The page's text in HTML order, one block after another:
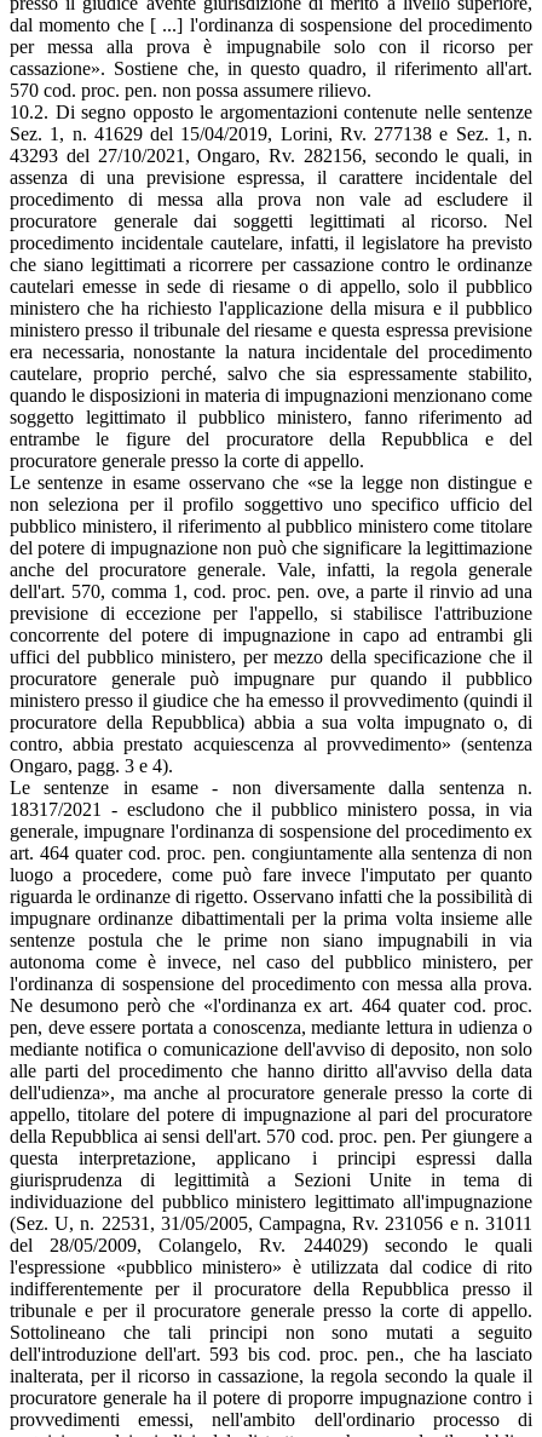
dal momento che [ ...] l'ordinanza di sospensione del procedimento
per messa alla prova è impugnabile solo con il ricorso per
cassazione». Sostiene che, in questo quadro, il riferimento all'art.
570 cod. proc. pen. non possa assumere rilievo.
10.2. Di segno opposto le argomentazioni contenute nelle sentenze
Sez. 1, n. 41629 del 15/04/2019, Lorini, Rv. 277138 e Sez. 1, n.
43293 del 27/10/2021, Ongaro, Rv. 282156, secondo le quali, in
assenza di una previsione espressa, il carattere incidentale del
procedimento di messa alla prova non vale ad escludere il
procuratore generale dai soggetti legittimati al ricorso. Nel
procedimento incidentale cautelare, infatti, il legislatore ha previsto
che siano legittimati a ricorrere per cassazione contro le ordinanze
cautelari emesse in sede di riesame o di appello, solo il pubblico
ministero che ha richiesto l'applicazione della misura e il pubblico
ministero presso il tribunale del riesame e questa espressa previsione
era necessaria, nonostante la natura incidentale del procedimento
cautelare, proprio perché, salvo che sia espressamente stabilito,
quando le disposizioni in materia di impugnazioni menzionano come
soggetto legittimato il pubblico ministero, fanno riferimento ad
entrambe le figure del procuratore della Repubblica e del
procuratore generale presso la corte di appello.
Le sentenze in esame osservano che «se la legge non distingue e
non seleziona per il profilo soggettivo uno specifico ufficio del
pubblico ministero, il riferimento al pubblico ministero come titolare
del potere di impugnazione non può che significare la legittimazione
anche del procuratore generale. Vale, infatti, la regola generale
dell'art. 570, comma 1, cod. proc. pen. ove, a parte il rinvio ad una
previsione di eccezione per l'appello, si stabilisce l'attribuzione
concorrente del potere di impugnazione in capo ad entrambi gli
uffici del pubblico ministero, per mezzo della specificazione che il
procuratore generale può impugnare pur quando il pubblico
ministero presso il giudice che ha emesso il provvedimento (quindi il
procuratore della Repubblica) abbia a sua volta impugnato o, di
contro, abbia prestato acquiescenza al provvedimento» (sentenza
Ongaro, pagg. 3 e 4).
Le sentenze in esame - non diversamente dalla sentenza n.
18317/2021 - escludono che il pubblico ministero possa, in via
generale, impugnare l'ordinanza di sospensione del procedimento ex
art. 464 quater cod. proc. pen. congiuntamente alla sentenza di non
luogo a procedere, come può fare invece l'imputato per quanto
riguarda le ordinanze di rigetto. Osservano infatti che la possibilità di
impugnare ordinanze dibattimentali per la prima volta insieme alle
sentenze postula che le prime non siano impugnabili in via
autonoma come è invece, nel caso del pubblico ministero, per
l'ordinanza di sospensione del procedimento con messa alla prova.
Ne desumono però che «l'ordinanza ex art. 464 quater cod. proc.
pen, deve essere portata a conoscenza, mediante lettura in udienza o
mediante notifica o comunicazione dell'avviso di deposito, non solo
alle parti del procedimento che hanno diritto all'avviso della data
dell'udienza», ma anche al procuratore generale presso la corte di
appello, titolare del potere di impugnazione al pari del procuratore
della Repubblica ai sensi dell'art. 570 cod. proc. pen. Per giungere a
questa interpretazione, applicano i principi espressi dalla
giurisprudenza di legittimità a Sezioni Unite in tema di
individuazione del pubblico ministero legittimato all'impugnazione
(Sez. U, n. 22531, 31/05/2005, Campagna, Rv. 231056 e n. 31011
del 28/05/2009, Colangelo, Rv. 244029) secondo le quali
l'espressione «pubblico ministero» è utilizzata dal codice di rito
indifferentemente per il procuratore della Repubblica presso il
tribunale e per il procuratore generale presso la corte di appello.
Sottolineano che tali principi non sono mutati a seguito
dell'introduzione dell'art. 593 bis cod. proc. pen., che ha lasciato
inalterata, per il ricorso in cassazione, la regola secondo la quale il
procuratore generale ha il potere di proporre impugnazione contro i
provvedimenti emessi, nell'ambito dell'ordinario processo di